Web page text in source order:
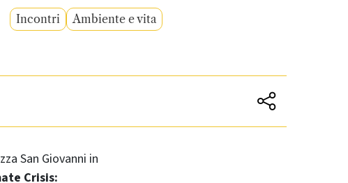
Incontri Ambiente e vita
San Giovanni in
Crisis: